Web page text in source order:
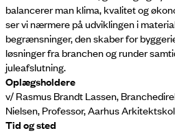
balancerer man klima, kvalitet og
ser vi nærmere på udviklingen i
begrænsninger, den skaber for
løsninger fra branchen og runder
juleafslutning.
Oplægsholdere
v/ Rasmus Brandt Lassen,
Nielsen, Professor, Aarhus
Tid og sted